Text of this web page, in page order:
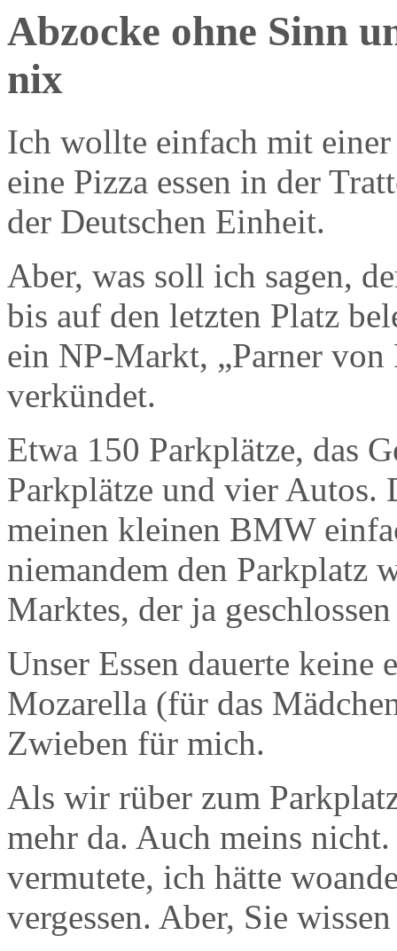
Abzocke ohne Sinn
nix
Ich wollte einfach mit
eine Pizza essen in der
der Deutschen Einheit.
Aber, was soll ich sagen,
bis auf den letzten Platz
ein NP-Markt, „Parner von
verkündet.
Etwa 150 Parkplätze, das
Parkplätze und vier Autos.
meinen kleinen BMW
niemandem den Parkplatz
Marktes, der ja
Unser Essen dauerte keine
Mozarella (für das
Zwieben für mich.
Als wir rüber zum
mehr da. Auch meins
vermutete, ich hätte
vergessen. Aber, Sie